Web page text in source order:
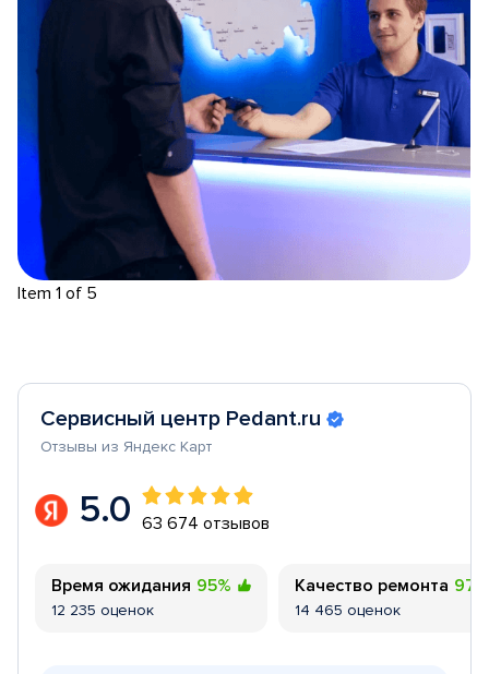
Item 1 of 5
Сервисный центр Pedant.ru
Отзывы из Яндекс Карт
5.0 63 674 отзывов
Время ожидания 95%
12 235 оценок
Качество ремонта 97%
14 465 оценок